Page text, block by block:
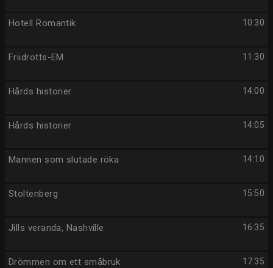
10:30
Hotell Romantik
11:30
Friidrotts-EM
14:00
Hårds historier
14:05
Hårds historier
14:10
Mannen som slutade röka
15:50
Stoltenberg
16:35
Jills veranda, Nashville
17:35
Drömmen om ett småbruk